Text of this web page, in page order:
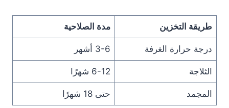
طريقة التخزين مدة الصلاحية
درجة حرارة الغرفة 3-6 أشهر
الثلاجة 6-12 شهرًا
المجمد حتى 18 شهرًا